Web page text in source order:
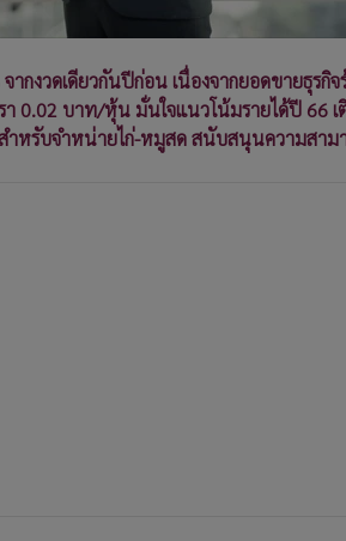
ากงวดเดียวกันปีก่อน เนื่องจากยอดขายธุร
า 0.02 บาท/หุ้น มั่นใจแนวโน้มรายได้ปี 66
ำหรับจําหน่ายไก่-หมูสด สนับสนุนความสาม